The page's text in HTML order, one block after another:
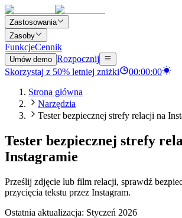
Zastosowania
Zasoby
FunkcjeCennik
Umów demo Rozpocznij
Skorzystaj z 50% letniej zniżki 00:00:00
Strona główna
Narzędzia
Tester bezpiecznej strefy relacji na
Tester bezpiecznej strefy
Instagramie
Prześlij zdjęcie lub film relacji, sprawdź
przycięcia tekstu przez Instagram.
Ostatnia aktualizacja: Styczeń 2026